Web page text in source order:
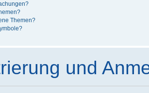
Themen?
und